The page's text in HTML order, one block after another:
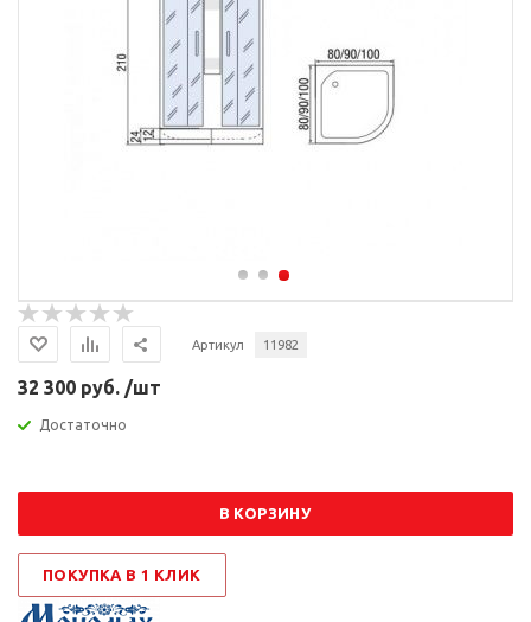
Артикул 11982
32 300 руб. /шт
Достаточно
В КОРЗИНУ
ПОКУПКА В 1 КЛИК